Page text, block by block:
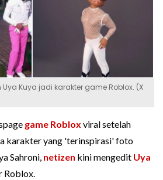
Kuya jadi karakter game Roblox. (X
game Roblox viral setelah
karakter yang 'terinspirasi' foto
Sahroni, netizen kini mengedit Uya
Roblox.